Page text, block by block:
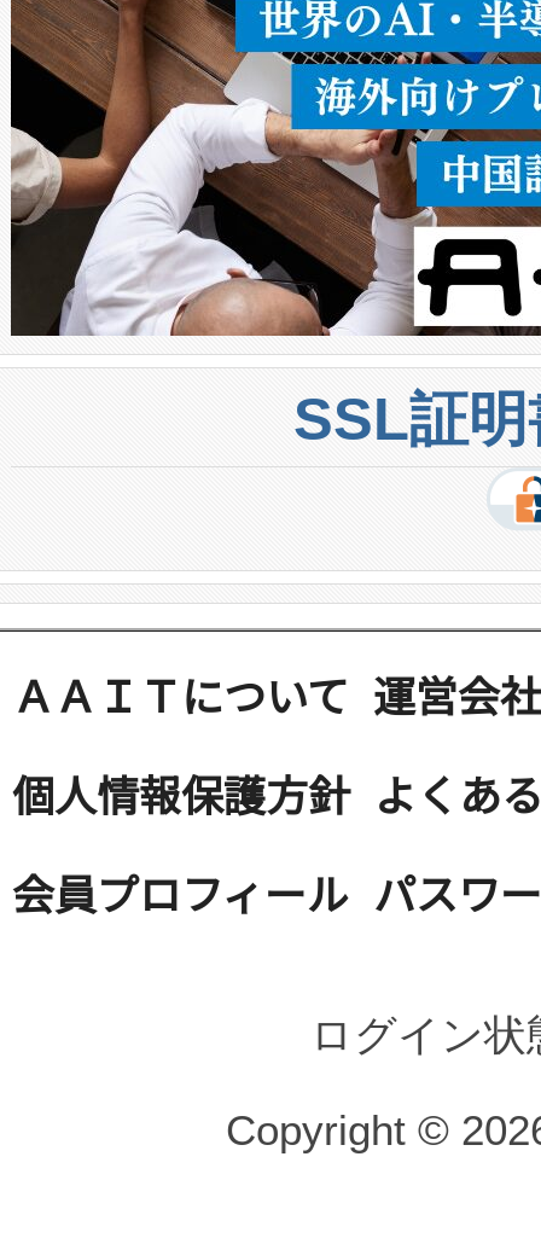
SSL証
ＡＡＩＴについて 運営会社
個人情報保護方針 よくあ
会員プロフィール パスワ
ログイン
Copyright ©